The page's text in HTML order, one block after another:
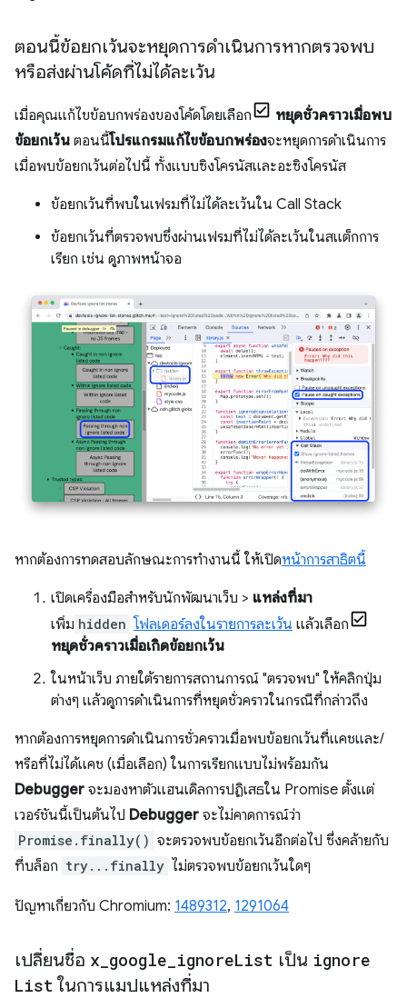
ตอนนี้ข้อยกเว้นจะหยุดการดำเนินการหากตรวจพบ
หรือส่งผ่านโค้ดที่ไม่ได้ละเว้น
เมื่อคุณแก้ไขข้อบกพร่องของโค้ดโดยเลือก
หยุดชั่วคราวเมื่อพบ
ข้อยกเว้น ตอนนี้โปรแกรมแก้ไขข้อบกพร่องจะหยุดการดำเนินการ
เมื่อพบข้อยกเว้นต่อไปนี้ ทั้งแบบซิงโครนัสและอะซิงโครนัส
ข้อยกเว้นที่พบในเฟรมที่ไม่ได้ละเว้นใน Call Stack
ข้อยกเว้นที่ตรวจพบซึ่งผ่านเฟรมที่ไม่ได้ละเว้นในสแต็กการ
เรียก เช่น ดูภาพหน้าจอ
หากต้องการทดสอบลักษณะการทำงานนี้ ให้เปิดหน้าการสาธิตนี้
เปิดเครื่องมือสำหรับนักพัฒนาเว็บ > แหล่งที่มา
เพิ่ม hidden โฟลเดอร์ลงในรายการละเว้น แล้วเลือก
หยุดชั่วคราวเมื่อเกิดข้อยกเว้น
ในหน้าเว็บ ภายใต้รายการสถานการณ์ "ตรวจพบ" ให้คลิกปุ่ม
ต่างๆ แล้วดูการดำเนินการที่หยุดชั่วคราวในกรณีที่กล่าวถึง
หากต้องการหยุดการดำเนินการชั่วคราวเมื่อพบข้อยกเว้นที่แคชและ/
หรือที่ไม่ได้แคช (เมื่อเลือก) ในการเรียกแบบไม่พร้อมกัน
Debugger จะมองหาตัวแฮนเดิลการปฏิเสธใน Promise ตั้งแต่
เวอร์ชันนี้เป็นต้นไป Debugger จะไม่คาดการณ์ว่า
Promise.finally() จะตรวจพบข้อยกเว้นอีกต่อไป ซึ่งคล้ายกับ
ที่บล็อก try...finally ไม่ตรวจพบข้อยกเว้นใดๆ
ปัญหาเกี่ยวกับ Chromium: 1489312, 1291064
เปลี่ยนชื่อ x google ignoreList เป็น ignore
List ในการแมปแหล่งที่มา